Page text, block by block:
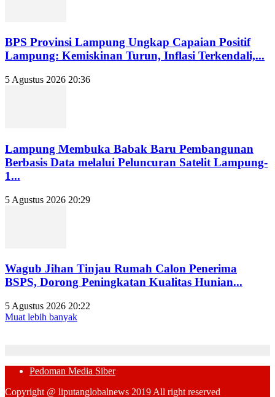
BPS Provinsi Lampung Ungkap Capaian Positif
Lampung: Kemiskinan Turun, Inflasi Terkendali,...
5 Agustus 2026 20:36
Lampung Membuka Babak Baru Pembangunan
Berbasis Data melalui Peluncuran Satelit Lampung-
1...
5 Agustus 2026 20:29
Wagub Jihan Tinjau Rumah Calon Penerima
BSPS, Dorong Peningkatan Kualitas Hunian...
5 Agustus 2026 20:22
Muat lebih banyak
Pedoman Media Siber
Copyright @ liputanglobalnews 2019 All right reserved